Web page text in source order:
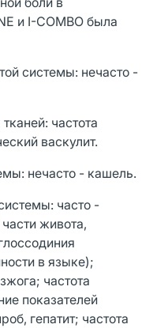
и I-COMBO была
системы: нечасто -
частота
васкулит.
нечасто - кашель.
часто -
живота,
в языке);
частота
показателей
гепатит; частота